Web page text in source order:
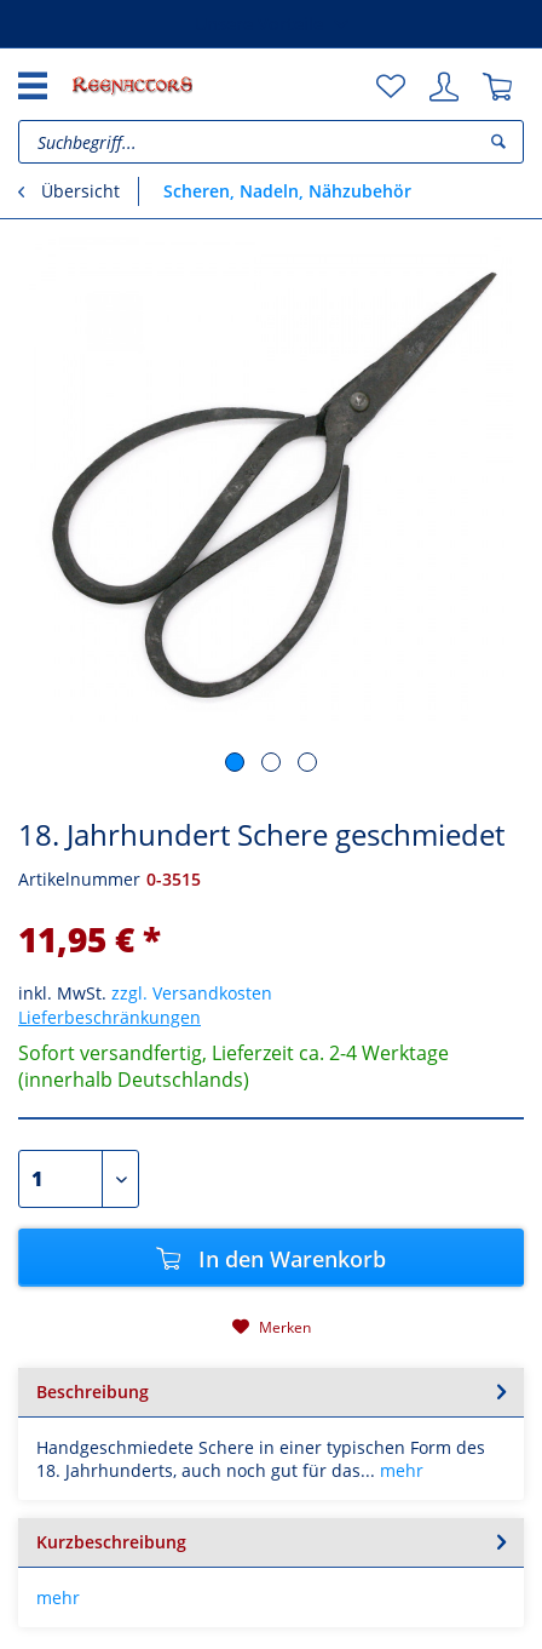
Übersicht Scheren, Nadeln, Nähzubehör
18. Jahrhundert Schere geschmiedet
Artikelnummer 0-3515
11,95 € *
inkl. MwSt. zzgl. Versandkosten
Lieferbeschränkungen
Sofort versandfertig, Lieferzeit ca. 2-4 Werktage
(innerhalb Deutschlands)
In den Warenkorb
Merken
Beschreibung
Handgeschmiedete Schere in einer typischen Form des
18. Jahrhunderts, auch noch gut für das... mehr
Kurzbeschreibung
mehr